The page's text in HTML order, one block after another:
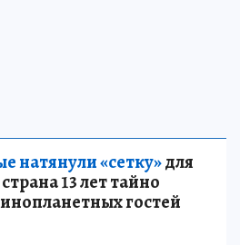
натянули «сетку»для
13 лет тайно
гостей